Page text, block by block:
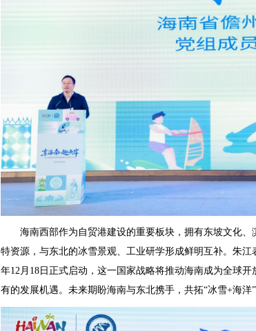
海南西部作为自贸港建设的重要板块，拥有东坡文化
特资源，与东北的冰雪景观、工业研学形成鲜明互补。朱江
年12月18日正式启动，这一国家战略将推动海南成为全球
有的发展机遇。未来期盼海南与东北携手，共拓“冰雪+海洋